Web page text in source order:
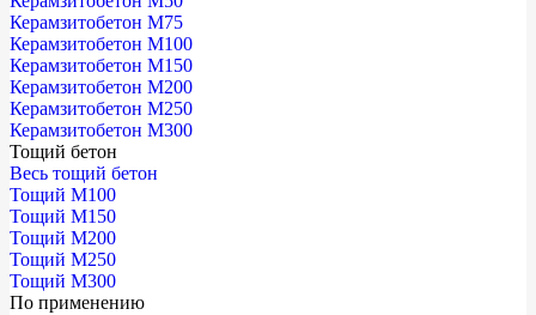
Керамзитобетон М75
Керамзитобетон М100
Керамзитобетон М150
Керамзитобетон М200
Керамзитобетон М250
Керамзитобетон М300
Тощий бетон
Весь тощий бетон
Тощий М100
Тощий М150
Тощий М200
Тощий М250
Тощий М300
По применению